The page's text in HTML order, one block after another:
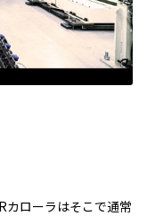
カローラはそこで通常